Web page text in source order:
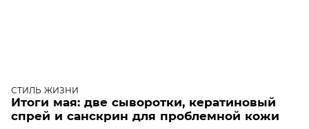
СТИЛЬ ЖИЗНИ
Итоги мая: две сыворотки, кератиновый
спрей и санскрин для проблемной кожи